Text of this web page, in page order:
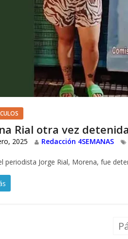
Rial otra vez
2025 Redacción 4SEMANAS
periodista Jorge Rial, Morena, fue